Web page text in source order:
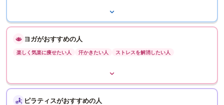
ヨガがおすすめの人
楽しく気楽に痩せたい人 汗かきたい人 ストレスを解消したい人
ピラティスがおすすめの人